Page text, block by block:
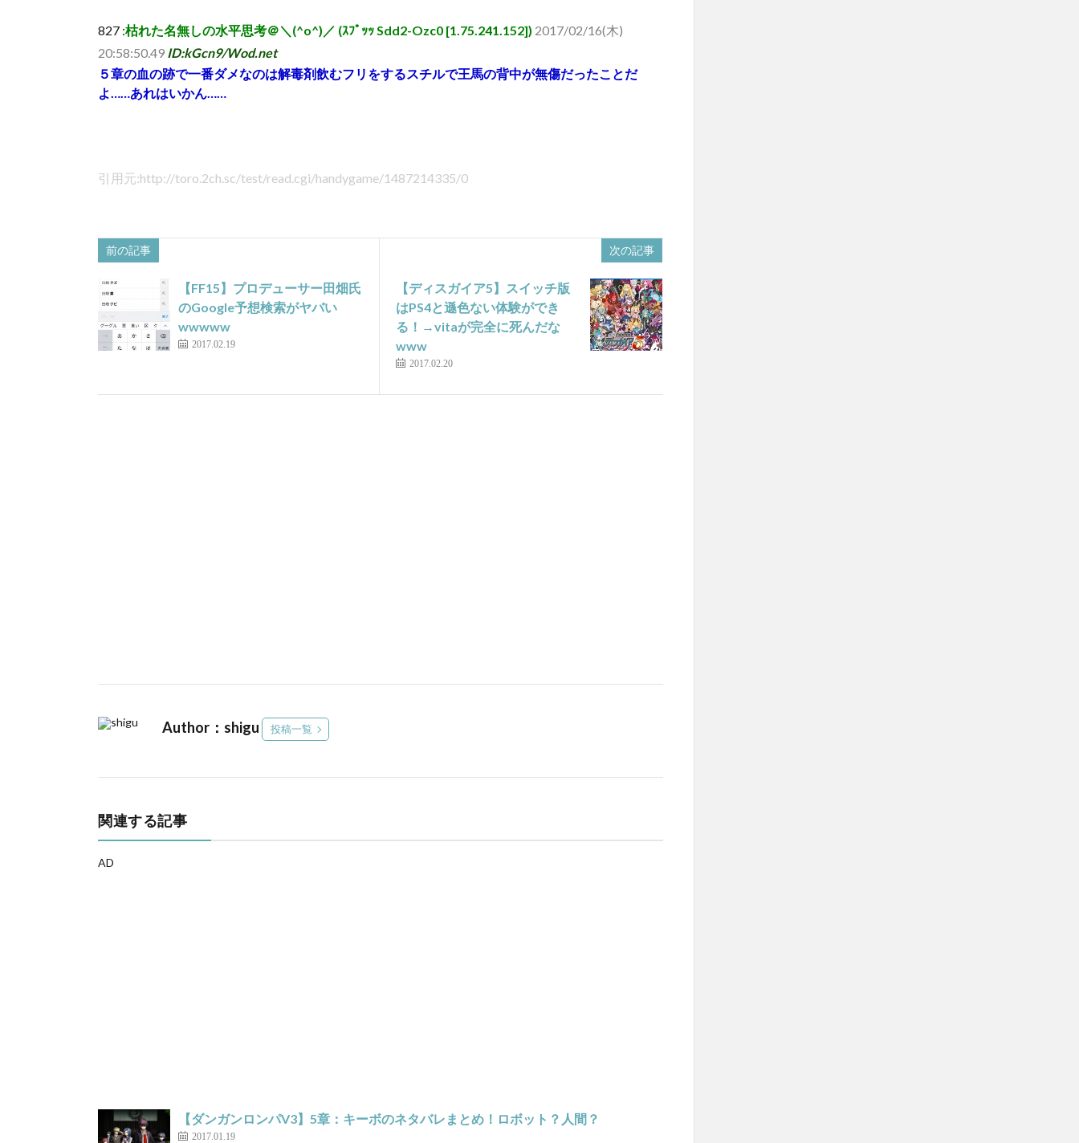
827 :枯れた名無しの水平思考＠＼(^o^)／ (ｽﾌﾟｯｯ Sdd2-Ozc0 [1.75.241.152]) 2017/02/16(木)
20:58:50.49 ID:kGcn9/Wod.net
５章の血の跡で一番ダメなのは解毒剤飲むフリをするスチルで王馬の背中が無傷だったことだ
よ……あれはいかん……
引用元:http://toro.2ch.sc/test/read.cgi/handygame/1487214335/0
前の記事
【FF15】プロデューサー田畑氏
のGoogle予想検索がヤバい
wwwww
2017.02.19
次の記事
【ディスガイア5】スイッチ版
はPS4と遜色ない体験ができ
る！→vitaが完全に死んだな
www
2017.02.20
Author：shigu 投稿一覧
関連する記事
AD
【ダンガンロンパV3】5章：キーボのネタバレまとめ！ロボット？人間？
2017.01.19